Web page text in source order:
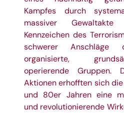
Kampfes durch
massiver
Kennzeichen des
schwerer Anschläge
organisierte,
operierende Gruppen.
Aktionen erhofften sich
und 80er Jahren eine
und revolutionierende